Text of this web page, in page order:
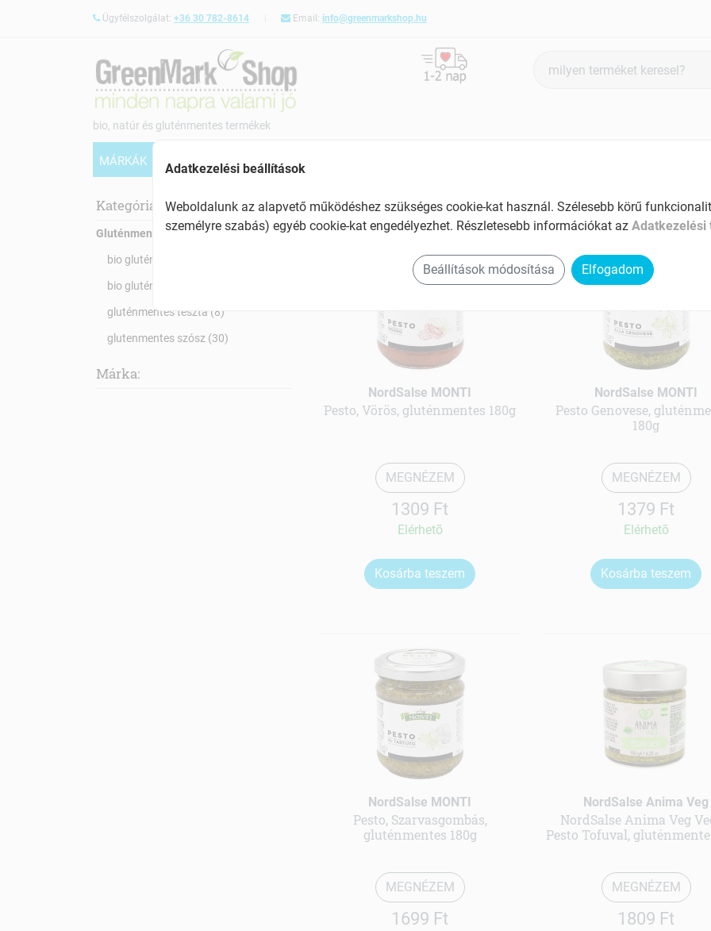
Ügyfélszolgálat: +36 30 782-8614 Email: info@greenmarkshop.hu
bio, natúr és gluténmentes termékek
keresés
MÁRKÁK BIO TERMÉK GLUTÉNMENTES
Kategóriák:
Gluténmentes
bio gluténmentes tészta (6)
bio gluténmentes szósz (2)
gluténmentes tészta (8)
glutenmentes szósz (30)
Márka:
Gluténmentes
NordSalse MONTI
Pesto, Vörös, gluténmentes 180g
MEGNÉZEM
1309 Ft
Elérhetõ
Kosárba teszem
NordSalse MONTI
Pesto Genovese,
180g
MEGNÉZEM
1379 Ft
Elérhetõ
Kosárba teszem
NordSalse MONTI
Pesto, Szarvasgombás,
gluténmentes 180g
MEGNÉZEM
1699 Ft
NordSalse Anima Veg
NordSalse Anima Veg
Pesto Tofuval,
MEGNÉZEM
1809 Ft
Adatkezelési beállítások
Weboldalunk az alapvető működéshez szükséges cookie-kat használ. Szélesebb körű
személyre szabás) egyéb cookie-kat engedélyezhet. Részletesebb információkat az Adatkezelési
Beállítások módosítása Elfogadom